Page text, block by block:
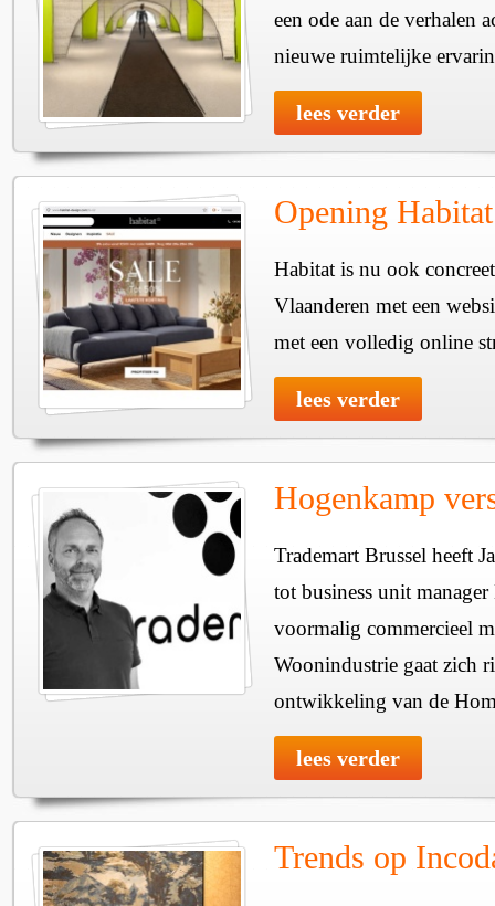
een ode aan de verhalen
nieuwe ruimtelijke
lees verder
Opening
Habitat is nu ook
Vlaanderen met een
met een volledig online
lees verder
Hogenkamp
Trademart Brussel heeft
tot business unit
voormalig commercieel
Woonindustrie gaat zich
ontwikkeling van de
lees verder
Trends op